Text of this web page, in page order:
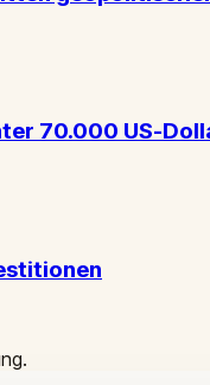
70.000 US-